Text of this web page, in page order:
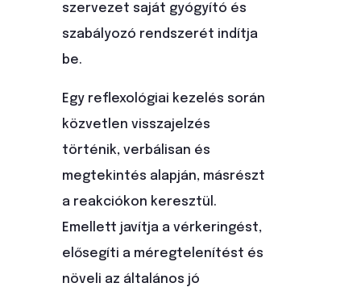
szervezet saját gyógyító és
szabályozó rendszerét indítja
be.
Egy reflexológiai kezelés során
közvetlen visszajelzés
történik, verbálisan és
megtekintés alapján, másrészt
a reakciókon keresztül.
Emellett javítja a vérkeringést,
elősegíti a méregtelenítést és
növeli az általános jó